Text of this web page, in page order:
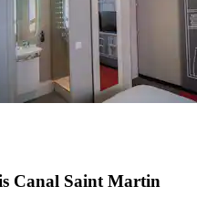
Canal Saint Martin